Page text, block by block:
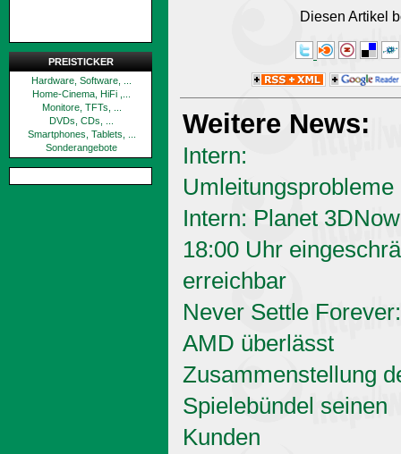
PREISTICKER
Hardware, Software, ...
Home-Cinema, HiFi ,...
Monitore, TFTs, ...
DVDs, CDs, ...
Smartphones, Tablets, ...
Sonderangebote
Diesen Artikel
Weitere News:
Intern:
Umleitungsprobleme
Intern: Planet
18:00 Uhr
erreichbar
Never Settle Forever:
AMD überlässt
Zusammenstellung
Spielebündel seinen
Kunden